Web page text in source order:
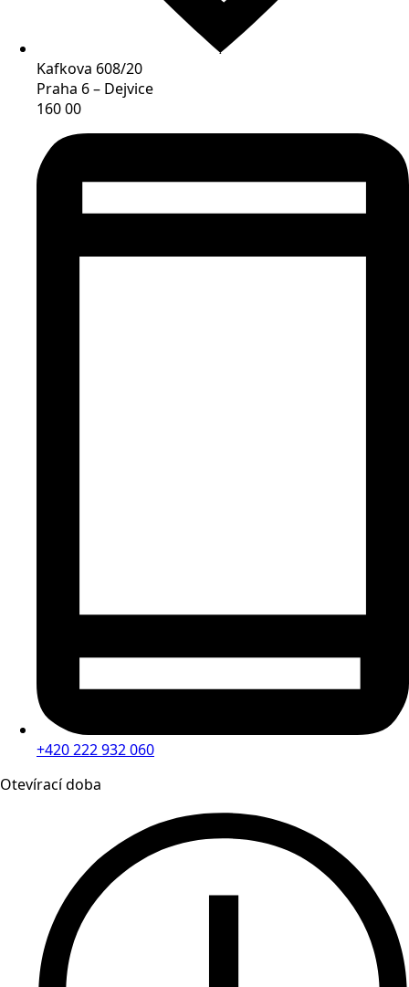
Kafkova 608/20
Praha 6 – Dejvice
160 00
+420 222 932 060
Otevírací doba